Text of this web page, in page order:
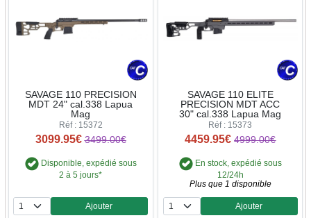
SAVAGE 110 PRECISION
MDT 24" cal.338 Lapua
Mag
Réf : 15372
3099.95€ 3499.00€
Disponible, expédié sous
2 à 5 jours*
Quantité
Ajouter
SAVAGE 110 ELITE
PRECISION MDT ACC
30" cal.338 Lapua Mag
Réf : 15373
4459.95€ 4999.00€
En stock, expédié sous
12/24h
Plus que 1 disponible
Quantité
Ajouter